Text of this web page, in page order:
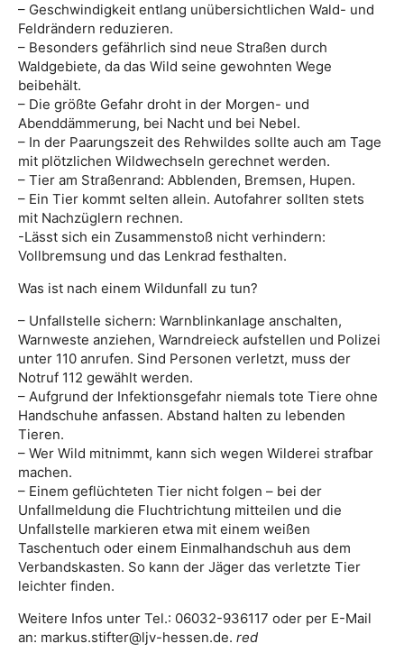
– Geschwindigkeit entlang unübersichtlichen Wald- und
Feldrändern reduzieren.
– Besonders gefährlich sind neue Straßen durch
Waldgebiete, da das Wild seine gewohnten Wege
beibehält.
– Die größte Gefahr droht in der Morgen- und
Abenddämmerung, bei Nacht und bei Nebel.
– In der Paarungszeit des Rehwildes sollte auch am Tage
mit plötzlichen Wildwechseln gerechnet werden.
– Tier am Straßenrand: Abblenden, Bremsen, Hupen.
– Ein Tier kommt selten allein. Autofahrer sollten stets
mit Nachzüglern rechnen.
-Lässt sich ein Zusammenstoß nicht verhindern:
Vollbremsung und das Lenkrad festhalten.
Was ist nach einem Wildunfall zu tun?
– Unfallstelle sichern: Warnblinkanlage anschalten,
Warnweste anziehen, Warndreieck aufstellen und Polizei
unter 110 anrufen. Sind Personen verletzt, muss der
Notruf 112 gewählt werden.
– Aufgrund der Infektionsgefahr niemals tote Tiere ohne
Handschuhe anfassen. Abstand halten zu lebenden
Tieren.
– Wer Wild mitnimmt, kann sich wegen Wilderei strafbar
machen.
– Einem geflüchteten Tier nicht folgen – bei der
Unfallmeldung die Fluchtrichtung mitteilen und die
Unfallstelle markieren etwa mit einem weißen
Taschentuch oder einem Einmalhandschuh aus dem
Verbandskasten. So kann der Jäger das verletzte Tier
leichter finden.
Weitere Infos unter Tel.: 06032-936117 oder per E-Mail
an: markus.stifter@ljv-hessen.de. red